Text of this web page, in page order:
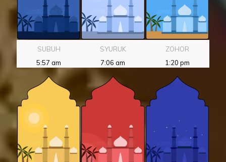
SUBUH SYURUK
ZOHOR
5:57 am
7:06 am 1:20 pm